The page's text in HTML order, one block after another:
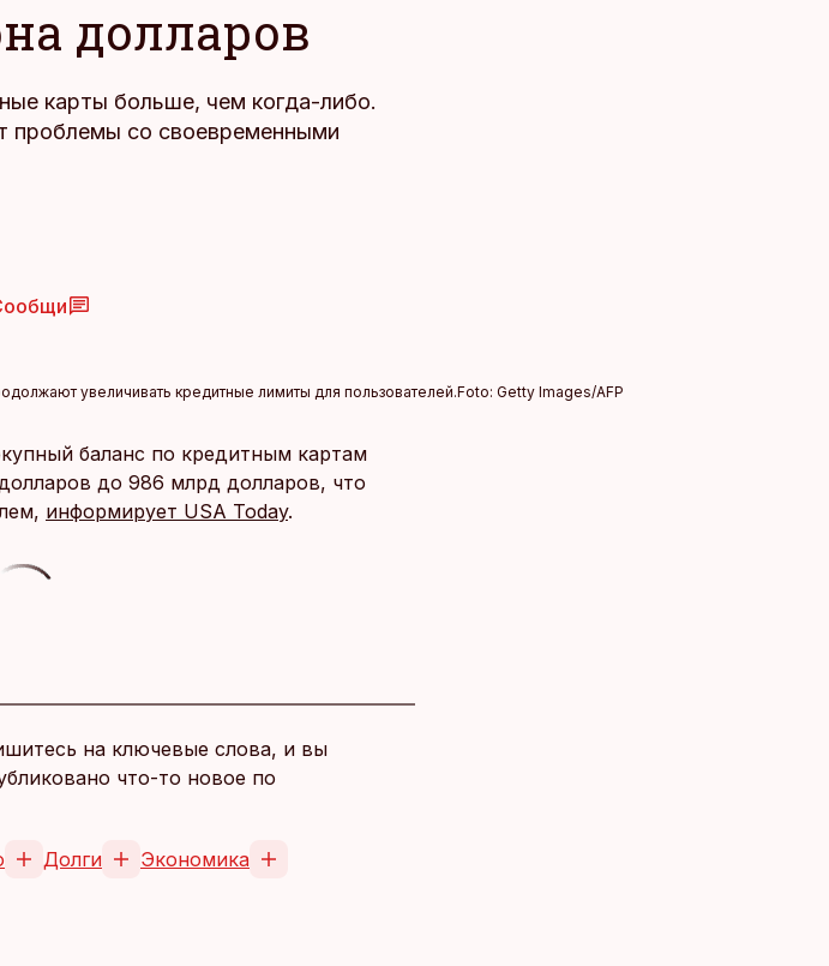
долларов
карты больше, чем когда-либо.
проблемы со своевременными
увеличивать кредитные лимиты для пользователей.Foto: Getty Images/AFP
баланс по кредитным картам
до 986 млрд долларов, что
информирует USA Today.
на ключевые слова, и вы
что-то новое по
Долги Экономика